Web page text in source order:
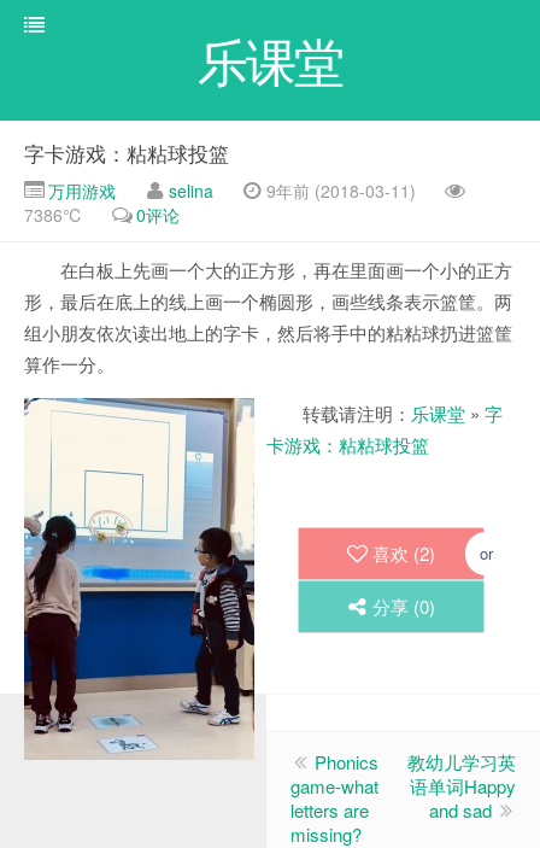
乐课堂
字卡游戏：粘粘球投篮
万用游戏 selina
9年前 (2018-03-11)
7386℃
0评论
在白板上先画一个大的正方形，再在里面画一个小的正方
形，最后在底上的线上画一个椭圆形，画些线条表示篮筐。两
组小朋友依次读出地上的字卡，然后将手中的粘粘球扔进篮筐
算作一分。
转载请注明： 乐课堂 » 字
卡游戏：粘粘球投篮
喜欢 (2) or
分享 (0)
Phonics
game-what
letters are
missing?
教幼儿学习英
语单词Happy
and sad